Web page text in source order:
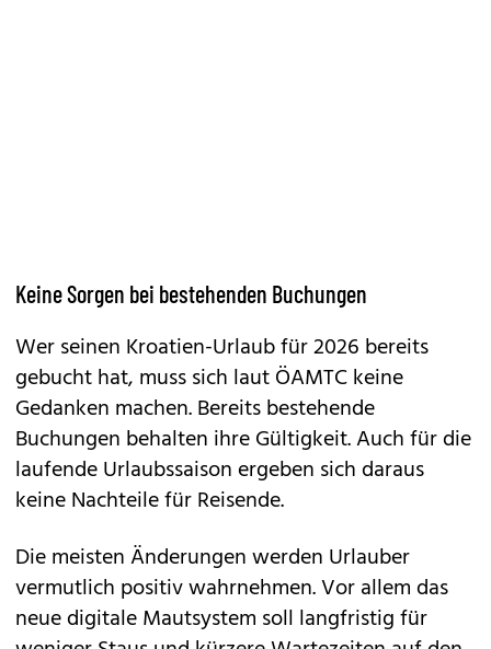
Keine Sorgen bei bestehenden Buchungen
Wer seinen Kroatien-Urlaub für 2026 bereits
gebucht hat, muss sich laut ÖAMTC keine
Gedanken machen. Bereits bestehende
Buchungen behalten ihre Gültigkeit. Auch für die
laufende Urlaubssaison ergeben sich daraus
keine Nachteile für Reisende.
Die meisten Änderungen werden Urlauber
vermutlich positiv wahrnehmen. Vor allem das
neue digitale Mautsystem soll langfristig für